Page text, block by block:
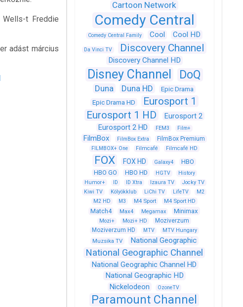
t Freddie
adást március
Cartoon Network
Comedy Central
Comedy Central Family Cool Cool HD
Da Vinci TV Discovery Channel
Discovery Channel HD
Disney Channel DoQ
Duna Duna HD
Epic Drama
Epic Drama HD
Eurosport 1
Eurosport 1 HD
Eurosport 2
Eurosport 2 HD
FEM3 Film+
FilmBox FilmBox Extra FilmBox Premium
FILMBOX+ One Filmcafé Filmcafé HD
FOX FOX HD Galaxy4
HBO
HBO GO
HBO HD HGTV
History
Humor+
ID ID Xtra Izaura TV
Jocky TV
Kiwi TV
Kölyökklub LiChi TV LifeTV
M2
M2 HD
M3 M4 Sport M4 Sport HD
Match4 Max4 Megamax Minimax
Mozi+ Mozi+ HD
Moziverzum
Moziverzum HD
MTV MTV Hungary
Muzsika TV National Geographic
National Geographic Channel
National Geographic Channel HD
National Geographic HD
Nickelodeon
OzoneTV
Paramount Channel